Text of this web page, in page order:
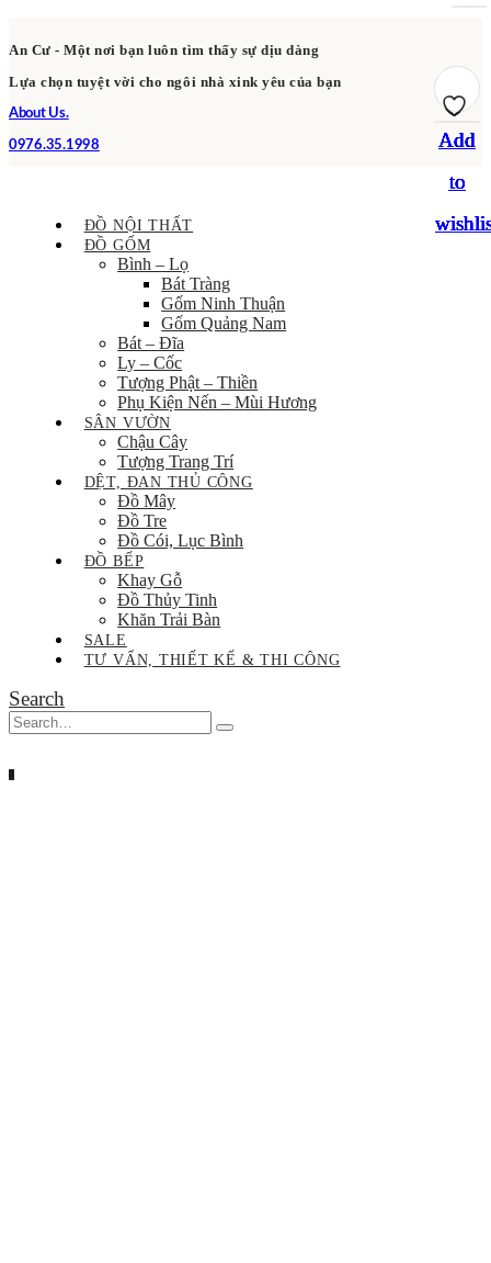
An Cư - Một nơi bạn luôn tìm thấy sự dịu dàng
Lựa chọn tuyệt vời cho ngôi nhà xink yêu của bạn
About Us.
0976.35.1998
ĐỒ NỘI THẤT
ĐỒ GỐM
Bình – Lọ
Bát Tràng
Gốm Ninh Thuận
Gốm Quảng Nam
Bát – Đĩa
Ly – Cốc
Tượng Phật – Thiền
Phụ Kiện Nến – Mùi Hương
SÂN VƯỜN
Chậu Cây
Tượng Trang Trí
DỆT, ĐAN THỦ CÔNG
Đồ Mây
Đồ Tre
Đồ Cói, Lục Bình
ĐỒ BẾP
Khay Gỗ
Đồ Thủy Tinh
Khăn Trải Bàn
SALE
TƯ VẤN, THIẾT KẾ & THI CÔNG
Search
0
Add
to
Add
to
Add
to
Add
to
Add
to
Add
to